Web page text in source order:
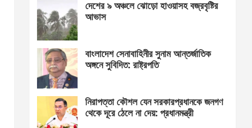
দেশের ৯ অঞ্চলে ঝোড়ো হাওয়াসহ বজ্রবৃষ্টির
আভাস
বাংলাদেশ সেনাবাহিনীর সুনাম আন্তর্জাতিক
অঙ্গনে সুবিদিত: রাষ্ট্রপতি
নিরাপত্তা কৌশল যেন সরকারপ্রধানকে জনগণ
থেকে দূরে ঠেলে না দেয়: প্রধানমন্ত্রী